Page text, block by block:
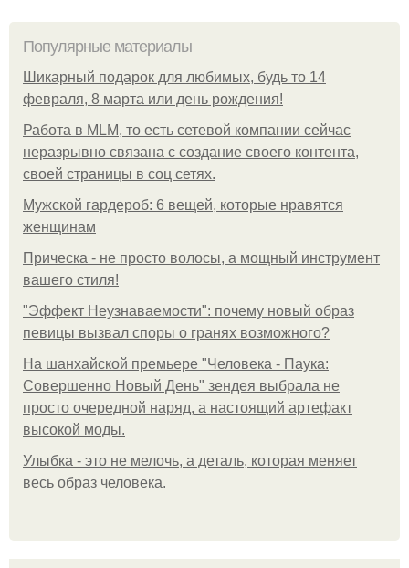
Популярные материалы
Шикарный подарок для любимых, будь то 14
февраля, 8 марта или день рождения!
Работа в MLM, то есть сетевой компании сейчас
неразрывно связана с создание своего контента,
своей страницы в соц сетях.
Мужской гардероб: 6 вещей, которые нравятся
женщинам
Прическа - не просто волосы, а мощный инструмент
вашего стиля!
"Эффект Неузнаваемости": почему новый образ
певицы вызвал споры о гранях возможного?
На шанхайской премьере "Человека - Паука:
Совершенно Новый День" зендея выбрала не
просто очередной наряд, а настоящий артефакт
высокой моды.
Улыбка - это не мелочь, а деталь, которая меняет
весь образ человека.